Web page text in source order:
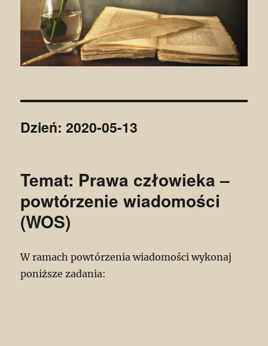
Dzień:2020-05-13
Temat: Prawa człowieka –
powtórzenie wiadomości
(WOS)
W ramach powtórzenia wiadomości wykonaj
poniższe zadania: